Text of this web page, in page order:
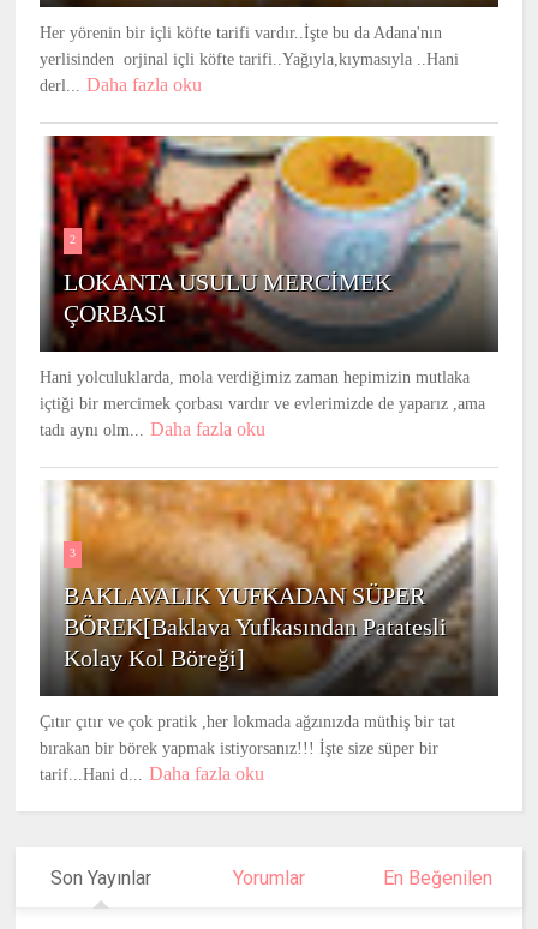
Her yörenin bir içli köfte tarifi vardır..İşte bu da Adana'nın
yerlisinden orjinal içli köfte tarifi..Yağıyla,kıymasıyla ..Hani
derl...
Daha fazla oku
2
LOKANTA USULU MERCİMEK
ÇORBASI
Hani yolculuklarda, mola verdiğimiz zaman hepimizin mutlaka
içtiği bir mercimek çorbası vardır ve evlerimizde de yaparız ,ama
tadı aynı olm...
Daha fazla oku
3
BAKLAVALIK YUFKADAN SÜPER
BÖREK[Baklava Yufkasından Patatesli
Kolay Kol Böreği]
Çıtır çıtır ve çok pratik ,her lokmada ağzınızda müthiş bir tat
bırakan bir börek yapmak istiyorsanız!!! İşte size süper bir
tarif...Hani d...
Daha fazla oku
Son Yayınlar Yorumlar En Beğenilen